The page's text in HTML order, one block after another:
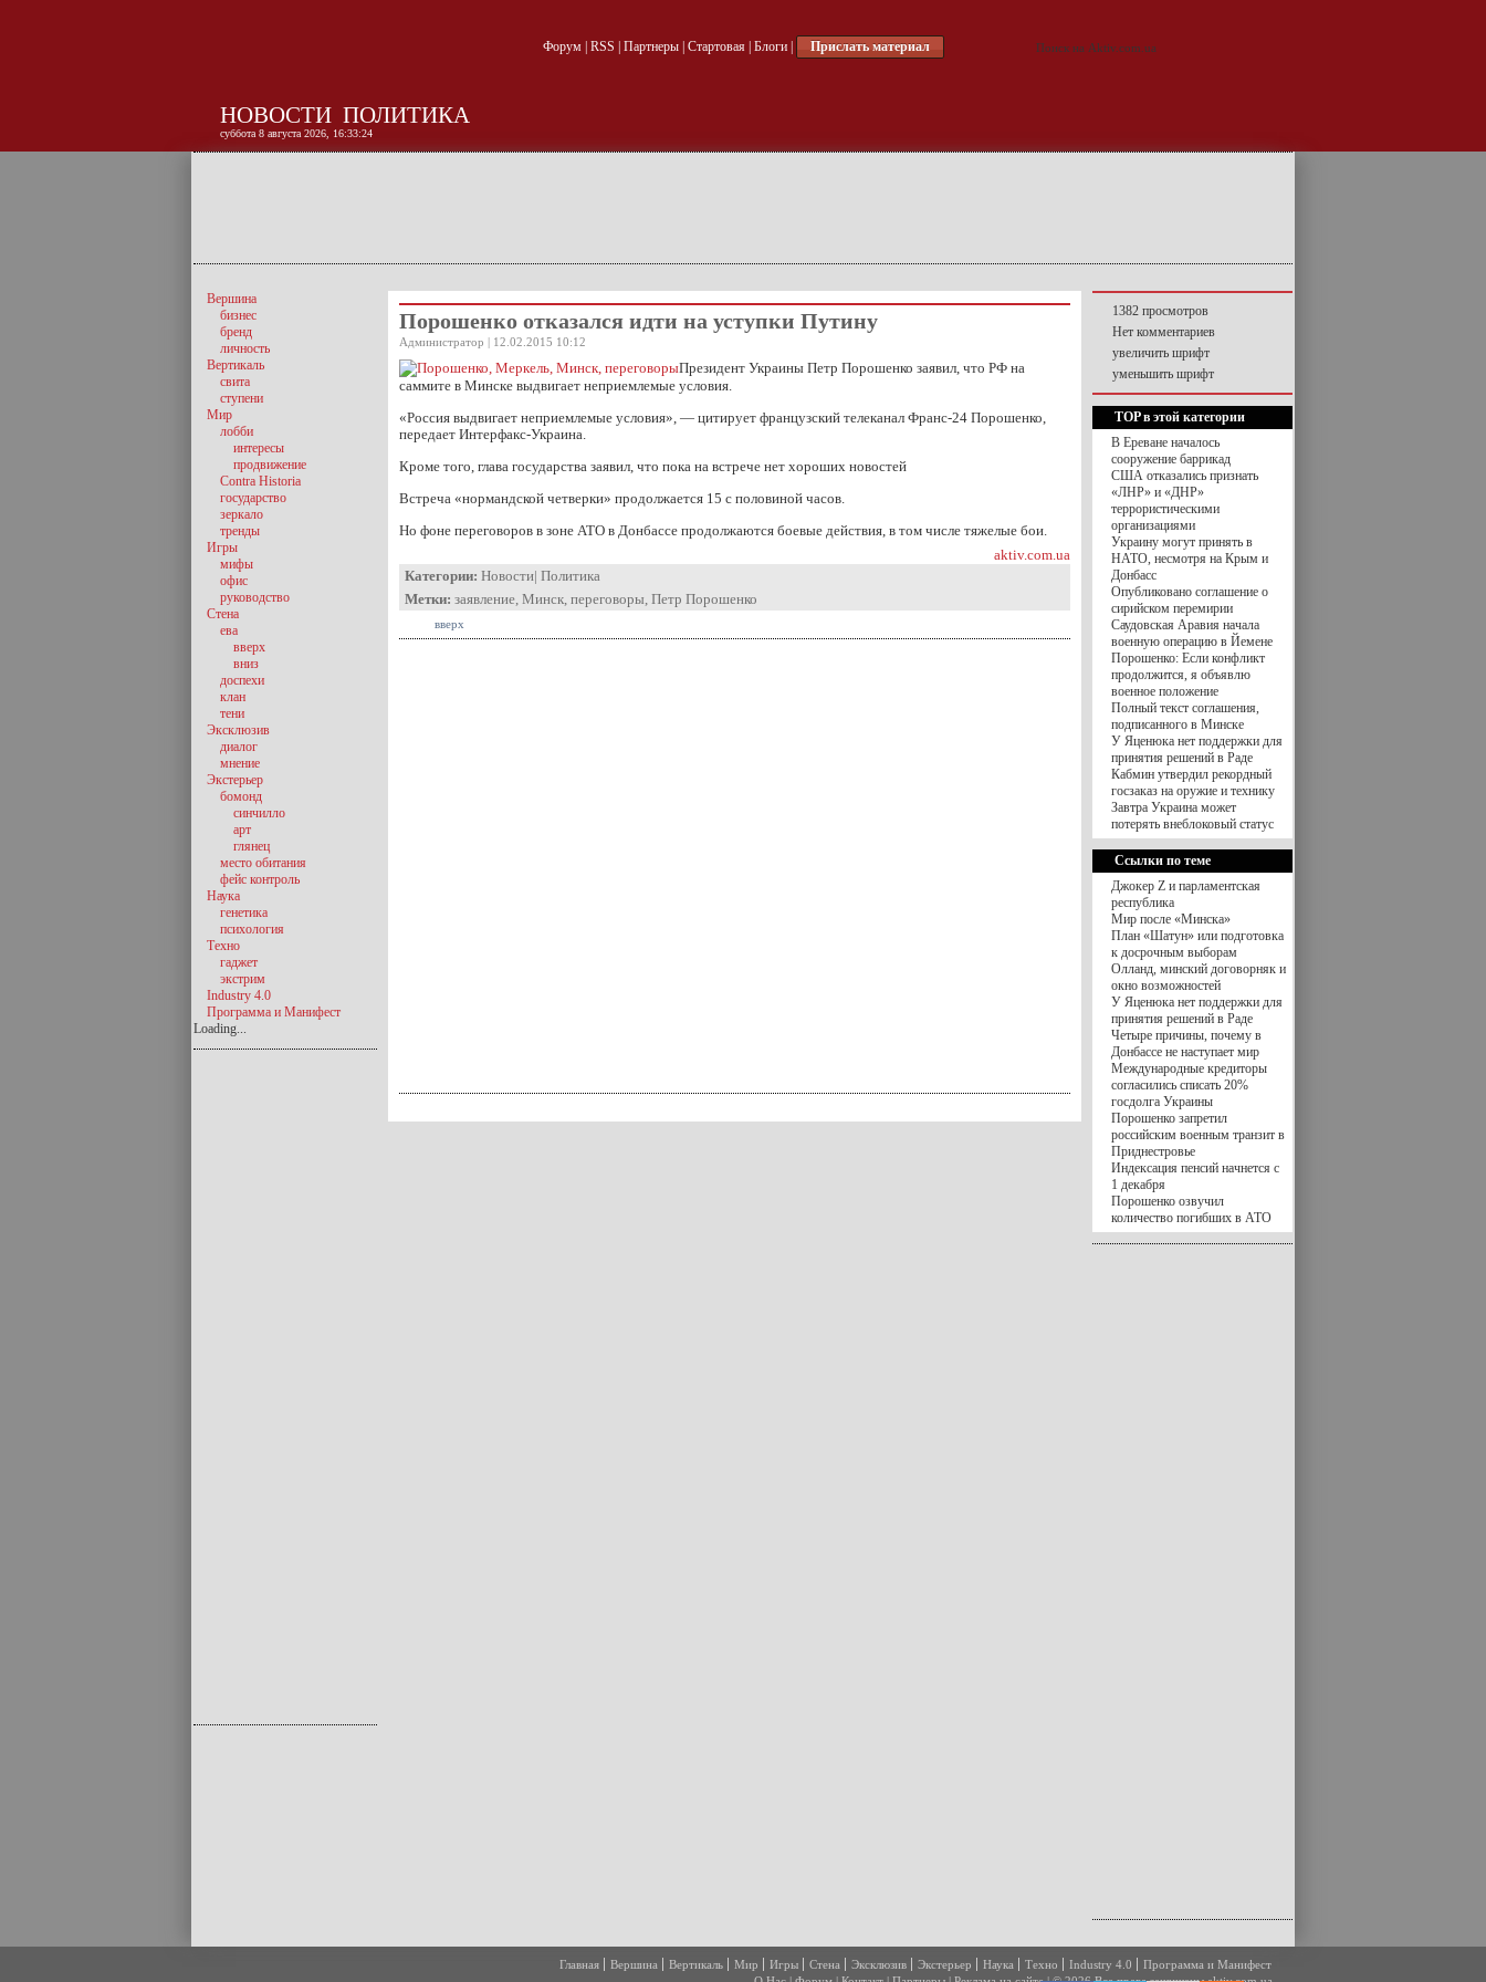
Форум| RSS Партнеры| Стартовая| Блоги| Прислать материал
НОВОСТИ ПОЛИТИКА
суббота 8 августа 2026, 16:33:25
Порошенко отказался идти на уступки Путину
Администратор | 12.02.2015 10:12
Президент Украины Петр Порошенко заявил, что РФ на
саммите в Минске выдвигает неприемлемые условия.
«Россия выдвигает неприемлемые условия», — цитирует французский телеканал Франс-24 Порошенко,
передает Интерфакс-Украина.
Кроме того, глава государства заявил, что пока на встрече нет хороших новостей
Встреча «нормандской четверки» продолжается 15 с половиной часов.
Но фоне переговоров в зоне АТО в Донбассе продолжаются боевые действия, в том числе тяжелые бои.
aktiv.com.ua
Категории: Новости| Политика
Метки: заявление, Минск, переговоры, Петр Порошенко
вверх
Вершина
бизнес
бренд
личность
Вертикаль
свита
ступени
Мир
лобби
интересы
продвижение
Contra Historia
государство
зеркало
тренды
Игры
мифы
офис
руководство
Стена
ева
вверх
вниз
доспехи
клан
тени
Эксклюзив
диалог
мнение
Экстерьер
бомонд
синчилло
арт
глянец
место обитания
фейс контроль
Наука
генетика
психология
Техно
гаджет
экстрим
Industry 4.0
Программа и Манифест
Loading...
1382 просмотров
Нет комментариев
увеличить шрифт
уменьшить шрифт
TOP в этой категории
В Ереване началось
сооружение баррикад
США отказались признать
«ЛНР» и «ДНР»
террористическими
организациями
Украину могут принять в
НАТО, несмотря на Крым и
Донбасс
Опубликовано соглашение о
сирийском перемирии
Саудовская Аравия начала
военную операцию в Йемене
Порошенко: Если конфликт
продолжится, я объявлю
военное положение
Полный текст соглашения,
подписанного в Минске
У Яценюка нет поддержки для
принятия решений в Раде
Кабмин утвердил рекордный
госзаказ на оружие и технику
Завтра Украина может
потерять внеблоковый статус
Ссылки по теме
Джокер Z и парламентская
республика
Мир после «Минска»
План «Шатун» или подготовка
к досрочным выборам
Олланд, минский договорняк и
окно возможностей
У Яценюка нет поддержки для
принятия решений в Раде
Четыре причины, почему в
Донбассе не наступает мир
Международные кредиторы
согласились списать 20%
госдолга Украины
Порошенко запретил
российским военным транзит в
Приднестровье
Индексация пенсий начнется с
1 декабря
Порошенко озвучил
количество погибших в АТО
Главная Вершина Вертикаль Мир Игры Стена Эксклюзив Экстерьер Наука Техно Industry 4.0
Программа и Манифест